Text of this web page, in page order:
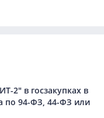
2" в госзакупках в
по 94-ФЗ, 44-ФЗ или